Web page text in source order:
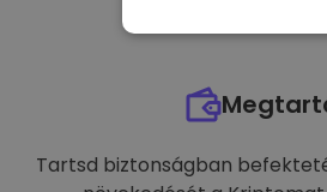
Tartsd biztonságban
CÉLZÁS
FUNKCIONALITÁS